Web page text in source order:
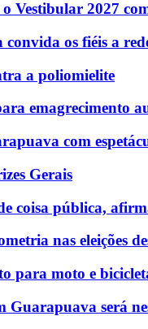
Vestibular 2027
os fiéis a
a poliomielite
emagrecimento
com
Gerais
coisa pública,
nas eleições
para moto e
Guarapuava será